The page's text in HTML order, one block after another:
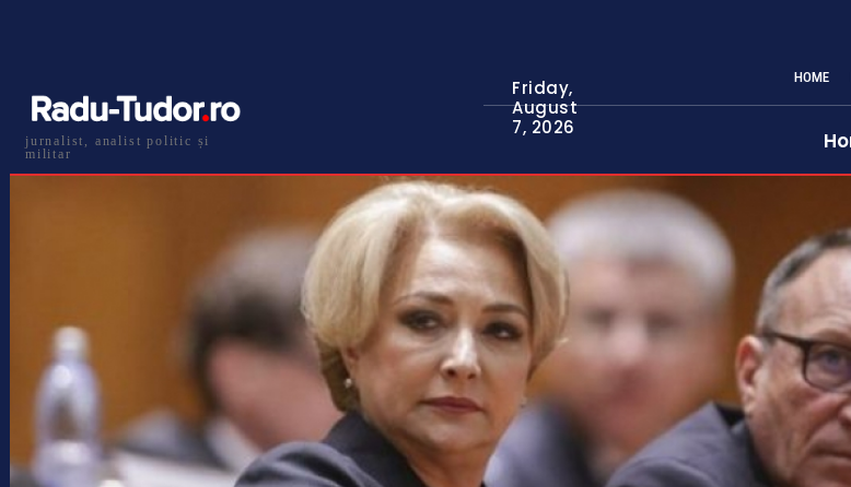
jurnalist, analist politic și
militar
Friday,
August
7, 2026
HOME